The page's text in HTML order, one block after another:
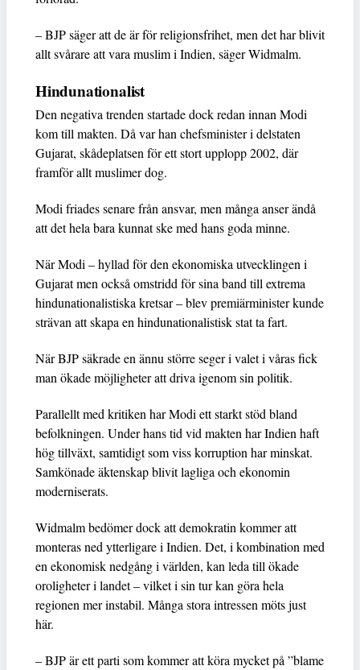
– BJP säger att de är för religionsfrihet, men det har blivit
allt svårare att vara muslim i Indien, säger Widmalm.
Hindunationalist
Den negativa trenden startade dock redan innan Modi
kom till makten. Då var han chefsminister i delstaten
Gujarat, skådeplatsen för ett stort upplopp 2002, där
framför allt muslimer dog.
Modi friades senare från ansvar, men många anser ändå
att det hela bara kunnat ske med hans goda minne.
När Modi – hyllad för den ekonomiska utvecklingen i
Gujarat men också omstridd för sina band till extrema
hindunationalistiska kretsar – blev premiärminister kunde
strävan att skapa en hindunationalistisk stat ta fart.
När BJP säkrade en ännu större seger i valet i våras fick
man ökade möjligheter att driva igenom sin politik.
Parallellt med kritiken har Modi ett starkt stöd bland
befolkningen. Under hans tid vid makten har Indien haft
hög tillväxt, samtidigt som viss korruption har minskat.
Samkönade äktenskap blivit lagliga och ekonomin
moderniserats.
Widmalm bedömer dock att demokratin kommer att
monteras ned ytterligare i Indien. Det, i kombination med
en ekonomisk nedgång i världen, kan leda till ökade
oroligheter i landet – vilket i sin tur kan göra hela
regionen mer instabil. Många stora intressen möts just
här.
– BJP är ett parti som kommer att köra mycket på ”blame